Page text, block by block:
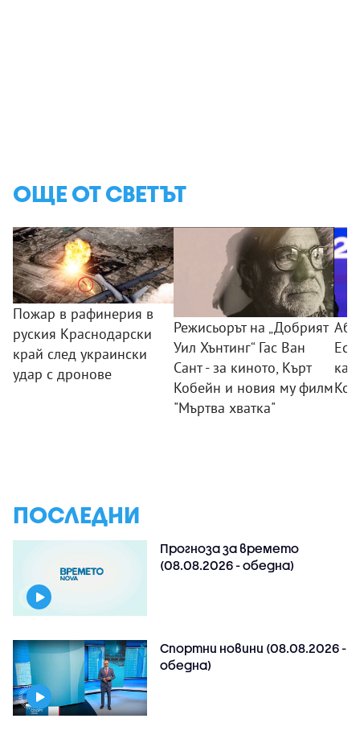
ОЩЕ ОТ СВЕТЪТ
Пожар в рафинерия в
руския Краснодарски
край след украински
удар с дронове
Режисьорът на „Добрият
Уил Хънтинг“ Гас Ван
Сант - за киното, Кърт
Кобейн и новия му филм
"Мъртва хватка"
ПОСЛЕДНИ
Прогноза за времето
(08.08.2026 - обедна)
Спортни новини (08.08.2026 -
обедна)